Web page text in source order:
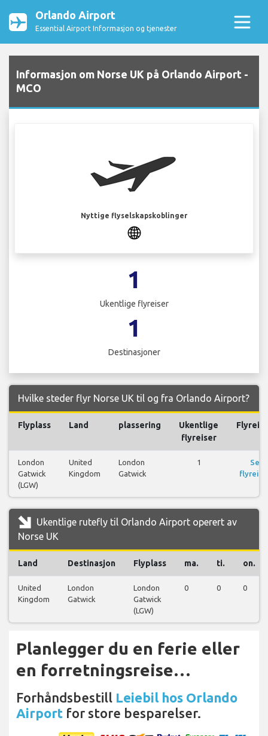
Orlando Airport
Essential Airport Informasjon og tjenester
Informasjon om Norse UK på Orlando Airport -
MCO
Nyttige flyselskapskoblinger
1
Ukentlige flyreiser
1
Destinasjoner
Hvilke steder flyr Norse UK til og fra Orlando Airport?
Flyplass Land plassering
Ukentlige
flyreiser
London
Gatwick
(LGW)
United
Kingdom
London
Gatwick
1
Se
Ukentlige rutefly til Orlando Airport operert av
Norse UK
Land Destinasjon Flyplass ma. ti. on.
United
Kingdom
London
Gatwick
London
Gatwick
(LGW)
0 0 0
Planlegger du en ferie eller
en forretningsreise…
Forhåndsbestill Leiebil hos Orlando
Airport for store besparelser.